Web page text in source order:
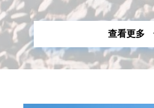
查看更多